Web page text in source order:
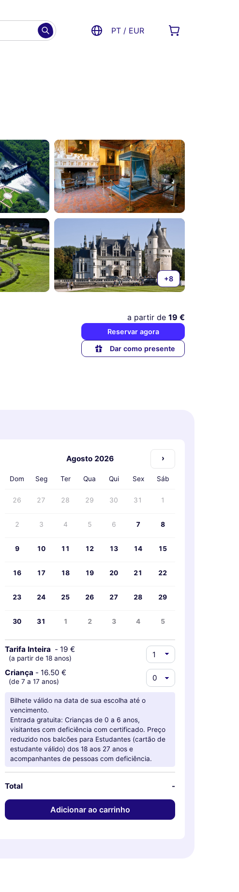
PT / EUR
+8
a partir de 19 €
Reservar agora
Dar como presente
Agosto 2026 ›
Dom Seg Ter Qua Qui Sex Sáb
26 27 28 29 30 31 1
2 3 4 5 6 7 8
9 10 11 12 13 14 15
16 17 18 19 20 21 22
23 24 25 26 27 28 29
30 31 1 2 3 4 5
Tarifa Inteira - 19 €
(a partir de 18 anos)
Criança - 16.50 €
(de 7 a 17 anos)
Bilhete válido na data de sua escolha até o
vencimento.
Entrada gratuita: Crianças de 0 a 6 anos,
visitantes com deficiência com certificado. Preço
reduzido nos balcões para Estudantes (cartão de
estudante válido) dos 18 aos 27 anos e
acompanhantes de pessoas com deficiência.
Total -
Adicionar ao carrinho